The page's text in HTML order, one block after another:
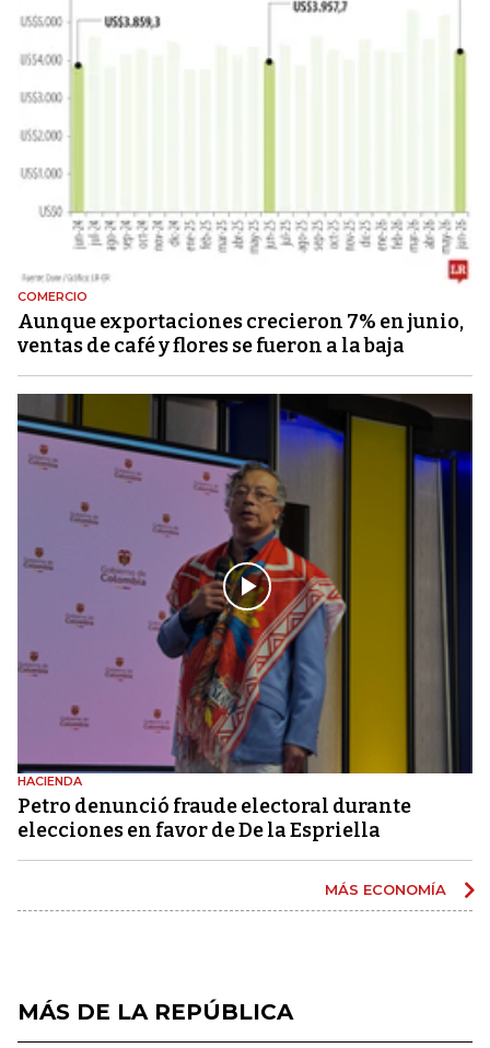
COMERCIO
Aunque exportaciones crecieron 7% en junio,
ventas de café y flores se fueron a la baja
HACIENDA
Petro denunció fraude electoral durante
elecciones en favor de De la Espriella
MÁS ECONOMÍA
MÁS DE LA REPÚBLICA